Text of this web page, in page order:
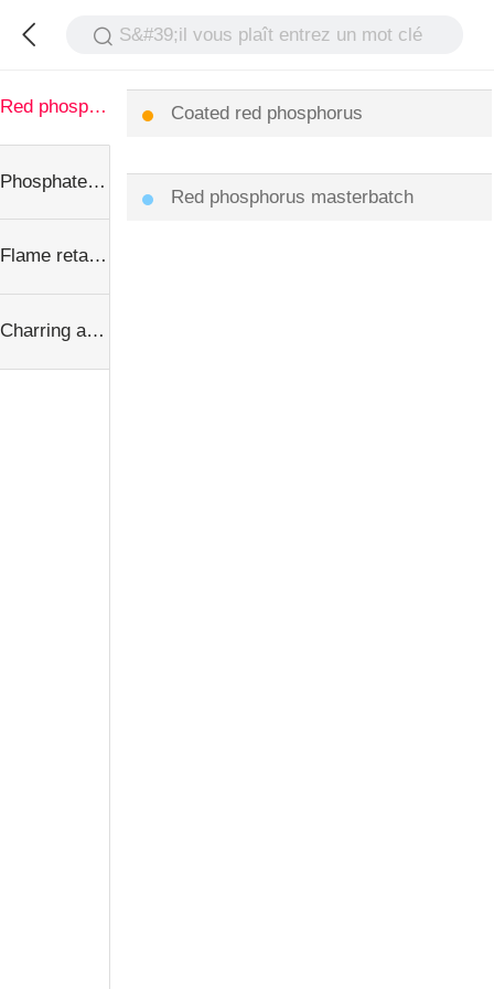
S&#39;il vous plaît entrez un mot clé
Red phosphorus flame retardant
Phosphate flame retardant
Flame retardant synergist
Charring agent
Coated red phosphorus
Red phosphorus masterbatch